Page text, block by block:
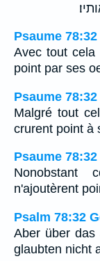
Psaume
Avec tout cela
point par ses
Psaume
Malgré tout
crurent point à
Psaume
Nonobstant
n'ajoutèrent
Psalm 78:32
Aber über das
glaubten nicht